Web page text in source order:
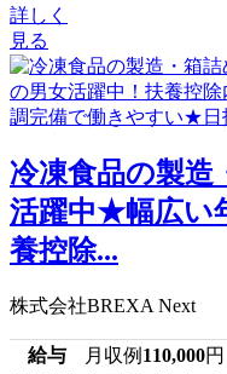
詳しく
見る
冷凍食品の製造
活躍中★幅広い
養控除...
株式会社BREXA Next
給与 月収例 110,000円